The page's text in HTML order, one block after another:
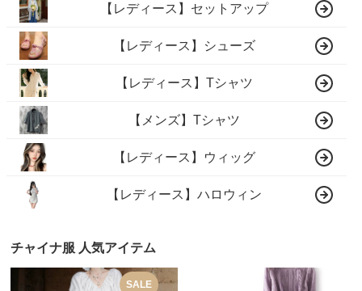
【レディース】セットアップ
【レディース】シューズ
【レディース】Tシャツ
【メンズ】Tシャツ
【レディース】ウィッグ
【レディース】ハロウィン
チャイナ服 人気アイテム
SALE